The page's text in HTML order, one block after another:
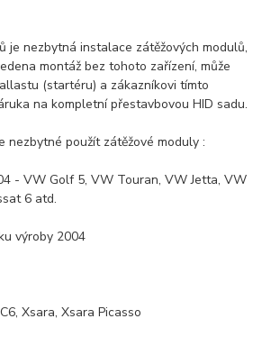
je nezbytná instalace zátěžových modulů,
montáž bez tohoto zařízení, může
(startéru) a zákazníkovi tímto
na kompletní přestavbovou HID sadu.
nezbytné použít zátěžové moduly :
- VW Golf 5, VW Touran, VW Jetta, VW
6 atd.
výroby 2004
Xsara, Xsara Picasso